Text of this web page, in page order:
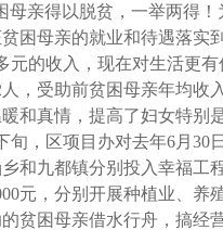
母亲得以脱贫，一举两得
困母亲的就业和待遇落实
元的收入，现在对生活更
人，受助前贫困母亲年均收
和真情，提高了妇女特别
旬，区项目办对去年6月 30
和九都镇分别投入幸福工
元，分别开展种植业、养
的贫困母亲借水行舟，搞经